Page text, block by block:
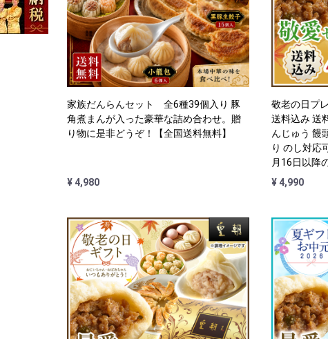
家族だんらんセット 全6種39個入り 豚
角煮まんが入った豪華な詰め合わせ。贈
り物に是非どうぞ！【全国送料無料】
¥ 4,980
敬老の日プ
送料込み 送
んじゅう 饅
り のし対応
月16日以降
¥ 4,990